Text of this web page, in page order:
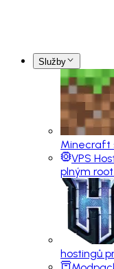
Služby
Minecraft
VPS
plným
hostingů